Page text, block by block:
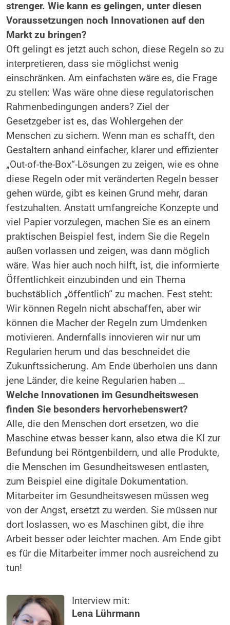
strenger. Wie kann es gelingen, unter diesen
Voraussetzungen noch Innovationen auf den
Markt zu bringen?
Oft gelingt es jetzt auch schon, diese Regeln so zu
interpretieren, dass sie möglichst wenig
einschränken. Am einfachsten wäre es, die Frage
zu stellen: Was wäre ohne diese regulatorischen
Rahmenbedingungen anders? Ziel der
Gesetzgeber ist es, das Wohlergehen der
Menschen zu sichern. Wenn man es schafft, den
Gestaltern anhand einfacher, klarer und effizienter
„Out-of-the-Box“-Lösungen zu zeigen, wie es ohne
diese Regeln oder mit veränderten Regeln besser
gehen würde, gibt es keinen Grund mehr, daran
festzuhalten. Anstatt umfangreiche Konzepte und
viel Papier vorzulegen, machen Sie es an einem
praktischen Beispiel fest, indem Sie die Regeln
außen vorlassen und zeigen, was dann möglich
wäre. Was hier auch noch hilft, ist, die informierte
Öffentlichkeit einzubinden und ein Thema
buchstäblich „öffentlich“ zu machen. Fest steht:
Wir können Regeln nicht abschaffen, aber wir
können die Macher der Regeln zum Umdenken
motivieren. Andernfalls innovieren wir nur um
Regularien herum und das beschneidet die
Zukunftssicherung. Am Ende überholen uns dann
jene Länder, die keine Regularien haben …
Welche Innovationen im Gesundheitswesen
finden Sie besonders hervorhebenswert?
Alle, die den Menschen dort ersetzen, wo die
Maschine etwas besser kann, also etwa die KI zur
Befundung bei Röntgenbildern, und alle Produkte,
die Menschen im Gesundheitswesen entlasten,
zum Beispiel eine digitale Dokumentation.
Mitarbeiter im Gesundheitswesen müssen weg
von der Angst, ersetzt zu werden. Sie müssen nur
dort loslassen, wo es Maschinen gibt, die ihre
Arbeit besser oder leichter machen. Am Ende gibt
es für die Mitarbeiter immer noch ausreichend zu
tun!
Interview mit:
Lena Lührmann